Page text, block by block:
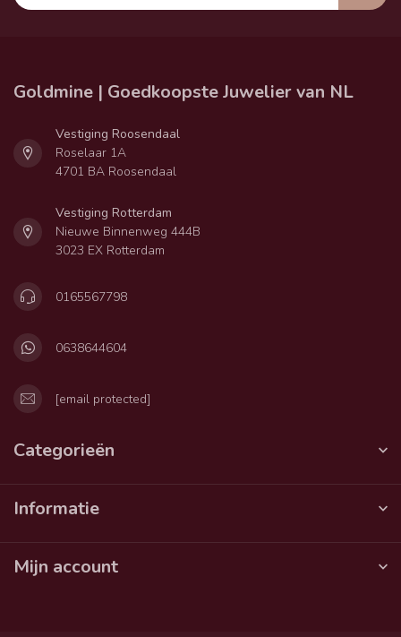
Goldmine | Goedkoopste Juwelier van NL
Vestiging Roosendaal
Roselaar 1A
4701 BA Roosendaal
Vestiging Rotterdam
Nieuwe Binnenweg 444B
3023 EX Rotterdam
0165567798
0638644604
[email protected]
Categorieën
Informatie
Mijn account